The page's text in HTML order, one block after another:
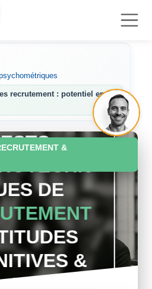
recrutement : potentiel en 20
&
DE
&
QI